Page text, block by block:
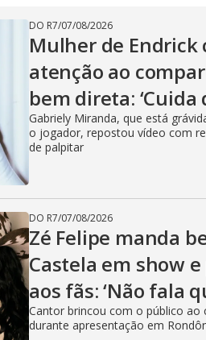
V
i
d
e
o
DO R7/07/08/2026
Mulher de Endrick
atenção ao
bem direta: ‘Cuida
Gabriely Miranda, que está
o jogador, repostou vídeo com
de palpitar
DO R7/07/08/2026
Zé Felipe manda
Castela em show
aos fãs: ‘Não fala
Cantor brincou com o público ao
durante apresentação em